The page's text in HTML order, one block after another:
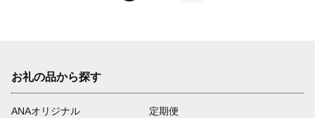
お礼の品から探す
ANAオリジナル
定期便